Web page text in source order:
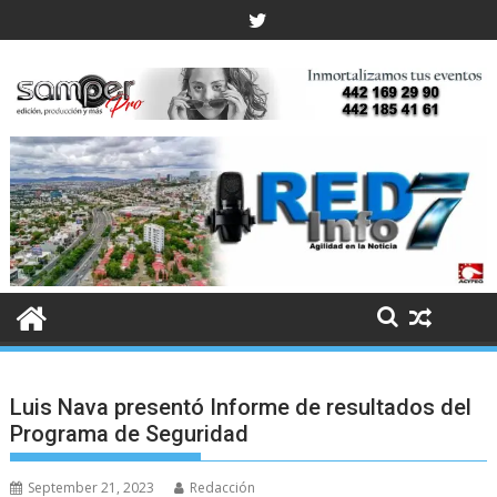
to
Luis Nava presentó Informe de resultados del
Programa de Seguridad
September 21, 2023 Redacción